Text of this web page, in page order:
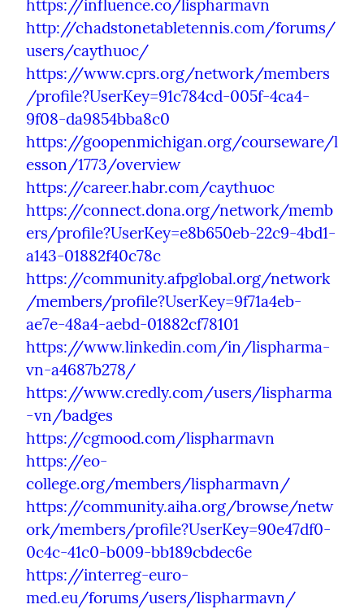
https://influence.co/lispharmavn
http://chadstonetabletennis.com/forums/
users/caythuoc/
https://www.cprs.org/network/members
/profile?UserKey=91c784cd-005f-4ca4-
9f08-da9854bba8c0
https://goopenmichigan.org/courseware/l
esson/1773/overview
https://career.habr.com/caythuoc
https://connect.dona.org/network/memb
ers/profile?UserKey=e8b650eb-22c9-4bd1-
a143-01882f40c78c
https://community.afpglobal.org/network
/members/profile?UserKey=9f71a4eb-
ae7e-48a4-aebd-01882cf78101
https://www.linkedin.com/in/lispharma-
vn-a4687b278/
https://www.credly.com/users/lispharma
-vn/badges
https://cgmood.com/lispharmavn
https://eo-
college.org/members/lispharmavn/
https://community.aiha.org/browse/netw
ork/members/profile?UserKey=90e47df0-
0c4c-41c0-b009-bb189cbdec6e
https://interreg-euro-
med.eu/forums/users/lispharmavn/